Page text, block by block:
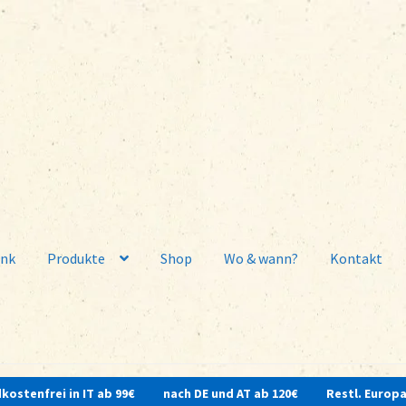
Produkte Shop Wo & wann? Kontakt
in IT ab 99€ nach DE und AT ab 120€ Restl.